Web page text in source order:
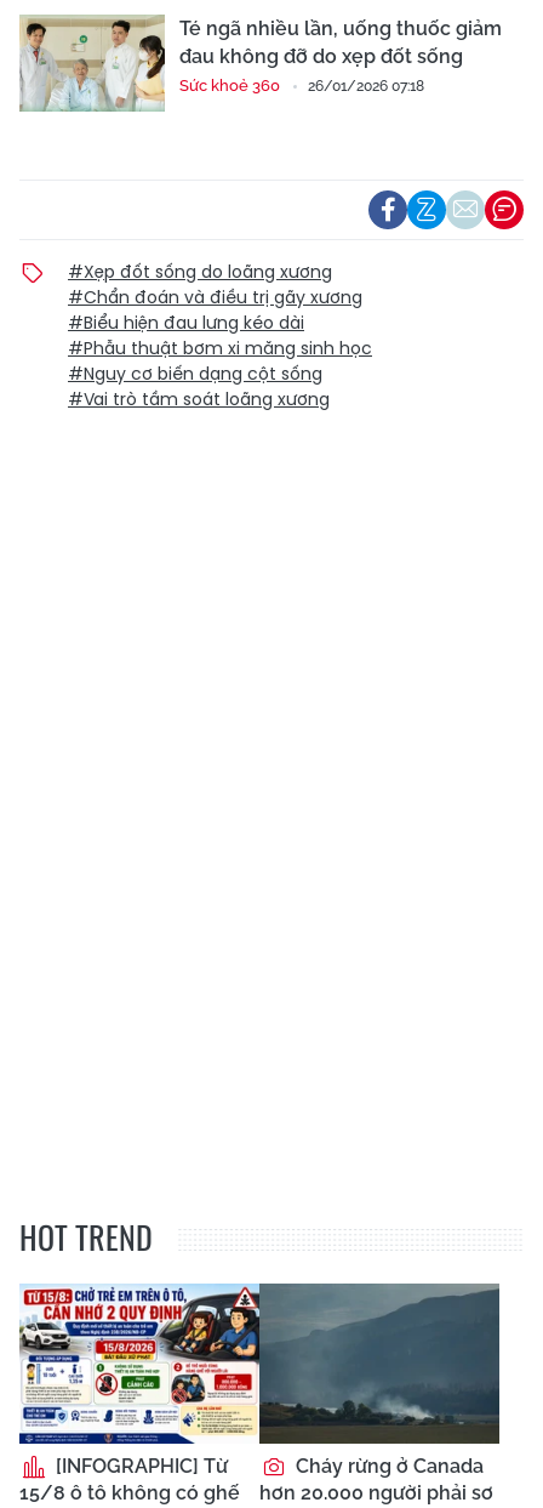
Té ngã nhiều lần, uống thuốc giảm
đau không đỡ do xẹp đốt sống
Sức khoẻ 360 26/01/2026 07:18
#Xẹp đốt sống do loãng xương
#Chẩn đoán và điều trị gãy xương
#Biểu hiện đau lưng kéo dài
#Phẫu thuật bơm xi măng sinh học
#Nguy cơ biến dạng cột sống
#Vai trò tầm soát loãng xương
HOT TREND
[INFOGRAPHIC] Từ
15/8 ô tô không có ghế
Cháy rừng ở Canada
hơn 20.000 người phải sơ